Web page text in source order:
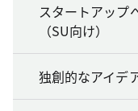
スタートアップ
（SU向け）
独創的なアイデ